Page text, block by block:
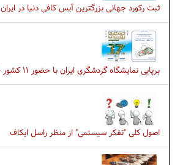
ثبت رکورد جهانی بزرگترین آیس کافی دنیا در ایران
برپایی نمایشگاه گردشگری ایران با حضور ۱۱ کشور خارجی
اصول کلی "تفکر سیستمی" از منظر راسل ایکاف